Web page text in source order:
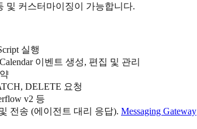
및 커스터마이징이 가능합니다.
실행
이벤트 생성, 편집 및 관리
DELETE 요청
v2 등
전송 (에이전트 대리 응답). Messaging Gateway